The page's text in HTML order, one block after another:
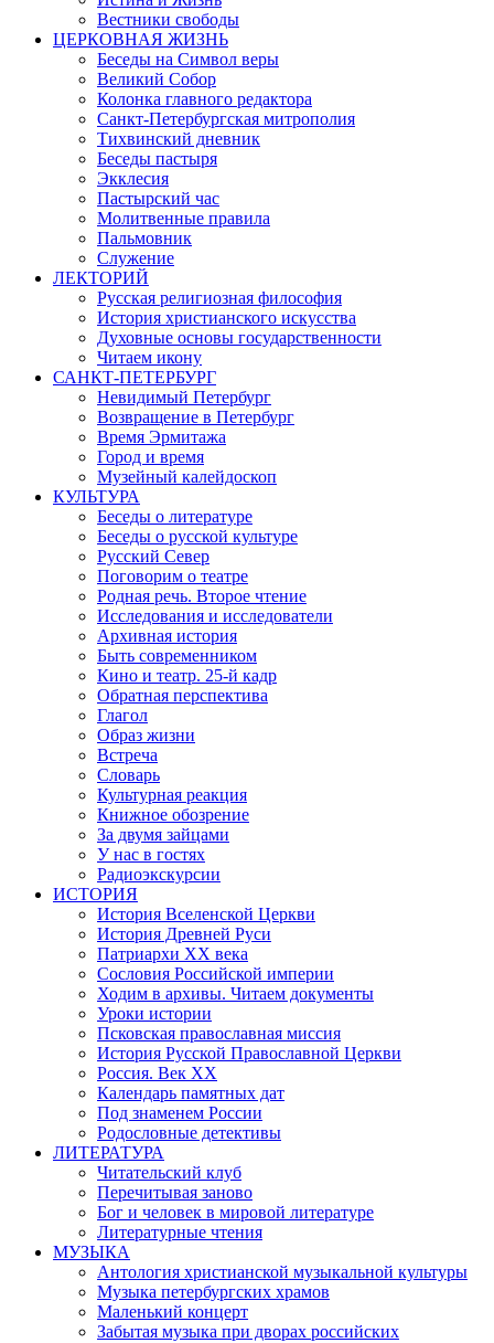
Вестники свободы
ЦЕРКОВНАЯ ЖИЗНЬ
Беседы на Символ веры
Великий Собор
Колонка главного редактора
Санкт-Петербургская митрополия
Тихвинский дневник
Беседы пастыря
Экклесия
Пастырский час
Молитвенные правила
Пальмовник
Служение
ЛЕКТОРИЙ
Русская религиозная философия
История христианского искусства
Духовные основы государственности
Читаем икону
САНКТ-ПЕТЕРБУРГ
Невидимый Петербург
Возвращение в Петербург
Время Эрмитажа
Город и время
Музейный калейдоскоп
КУЛЬТУРА
Беседы о литературе
Беседы о русской культуре
Русский Север
Поговорим о театре
Родная речь. Второе чтение
Исследования и исследователи
Архивная история
Быть современником
Кино и театр. 25-й кадр
Обратная перспектива
Глагол
Образ жизни
Встреча
Словарь
Культурная реакция
Книжное обозрение
За двумя зайцами
У нас в гостях
Радиоэкскурсии
ИСТОРИЯ
История Вселенской Церкви
История Древней Руси
Патриархи XX века
Сословия Российской империи
Ходим в архивы. Читаем документы
Уроки истории
Псковская православная миссия
История Русской Православной Церкви
Россия. Век ХХ
Календарь памятных дат
Под знаменем России
Родословные детективы
ЛИТЕРАТУРА
Читательский клуб
Перечитывая заново
Бог и человек в мировой литературе
Литературные чтения
МУЗЫКА
Антология христианской музыкальной культуры
Музыка петербургских храмов
Маленький концерт
Забытая музыка при дворах российских